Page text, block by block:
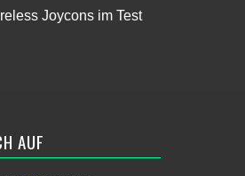
Joycons im Test
AUF